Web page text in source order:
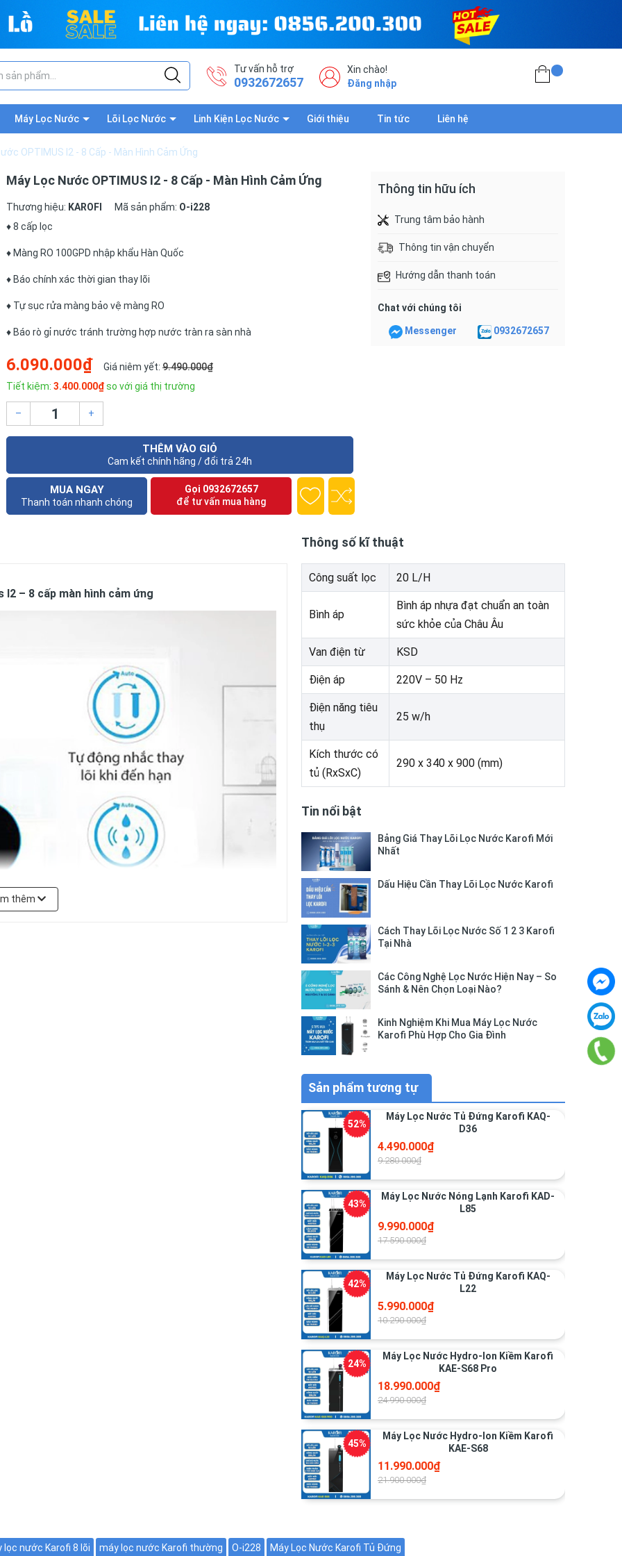
Tư vấn hỗ trợ
0932672657
Xin chào!
Đăng nhập
Máy Lọc Nước Lõi Lọc Nước Linh Kiện Lọc Nước Giới thiệu Tin tức Liên hệ
OPTIMUS I2 - 8 Cấp - Màn Hình Cảm Ứng
Máy Lọc Nước OPTIMUS I2 - 8 Cấp - Màn Hình Cảm Ứng
Thương hiệu: KAROFI Mã sản phẩm: O-i228
♦ 8 cấp lọc
♦ Màng RO 100GPD nhập khẩu Hàn Quốc
♦ Báo chính xác thời gian thay lõi
♦ Tự sục rửa màng bảo vệ màng RO
♦ Báo rò gỉ nước tránh trường hợp nước tràn ra sàn nhà
6.090.000₫ Giá niêm yết: 9.490.000₫
Tiết kiệm: 3.400.000₫so với giá thị trường
– +
THÊM VÀO GIỎ
Cam kết chính hãng / đổi trả 24h
MUA NGAY
Thanh toán nhanh chóng
Gọi 0932672657
để tư vấn mua hàng
Thông tin hữu ích
Trung tâm bảo hành
Thông tin vận chuyển
Hướng dẫn thanh toán
Chat với chúng tôi
Messenger 0932672657
– 8 cấp màn hình cảm ứng
thêm
Thông số kĩ thuật
Công suất lọc 20 L/H
Bình áp
Bình áp nhựa đạt chuẩn an toàn
sức khỏe của Châu Âu
Van điện từ KSD
Điện áp 220V – 50 Hz
Điện năng tiêu
thụ
25 w/h
Kích thước có
tủ (RxSxC)
290 x 340 x 900 (mm)
Tin nổi bật
Bảng Giá Thay Lõi Lọc Nước Karofi Mới
Nhất
Dấu Hiệu Cần Thay Lõi Lọc Nước Karofi
Cách Thay Lõi Lọc Nước Số 1 2 3 Karofi
Tại Nhà
Các Công Nghệ Lọc Nước Hiện Nay – So
Sánh & Nên Chọn Loại Nào?
Kinh Nghiệm Khi Mua Máy Lọc Nước
Karofi Phù Hợp Cho Gia Đình
Sản phẩm tương tự
Máy Lọc Nước Tủ Đứng Karofi KAQ-
D36
4.490.000₫
9.280.000₫
Máy Lọc Nước Nóng Lạnh Karofi KAD-
L85
9.990.000₫
17.590.000₫
Máy Lọc Nước Tủ Đứng Karofi KAQ-
L22
5.990.000₫
10.290.000₫
Máy Lọc Nước Hydro-Ion Kiềm Karofi
KAE-S68 Pro
18.990.000₫
24.990.000₫
Máy Lọc Nước Hydro-Ion Kiềm Karofi
KAE-S68
11.990.000₫
21.900.000₫
lọc nước Karofi 8 lõi máy lọc nước Karofi thường O-i228
Máy Lọc Nước Karofi Tủ Đứng